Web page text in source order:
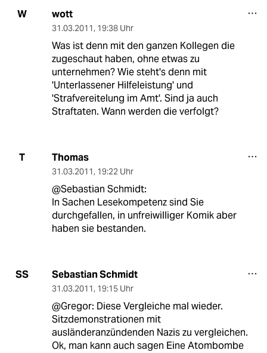
W wott
31.03.2011, 19:38 Uhr
Was ist denn mit den ganzen Kollegen die
zugeschaut haben, ohne etwas zu
unternehmen? Wie steht's denn mit
'Unterlassener Hilfeleistung' und
'Strafvereitelung im Amt'. Sind ja auch
Straftaten. Wann werden die verfolgt?
T Thomas
31.03.2011, 19:22 Uhr
@Sebastian Schmidt:
In Sachen Lesekompetenz sind Sie
durchgefallen, in unfreiwilliger Komik aber
haben sie bestanden.
SS Sebastian Schmidt
31.03.2011, 19:15 Uhr
@Gregor: Diese Vergleiche mal wieder.
Sitzdemonstrationen mit
ausländeranzündenden Nazis zu vergleichen.
Ok, man kann auch sagen Eine Atombombe